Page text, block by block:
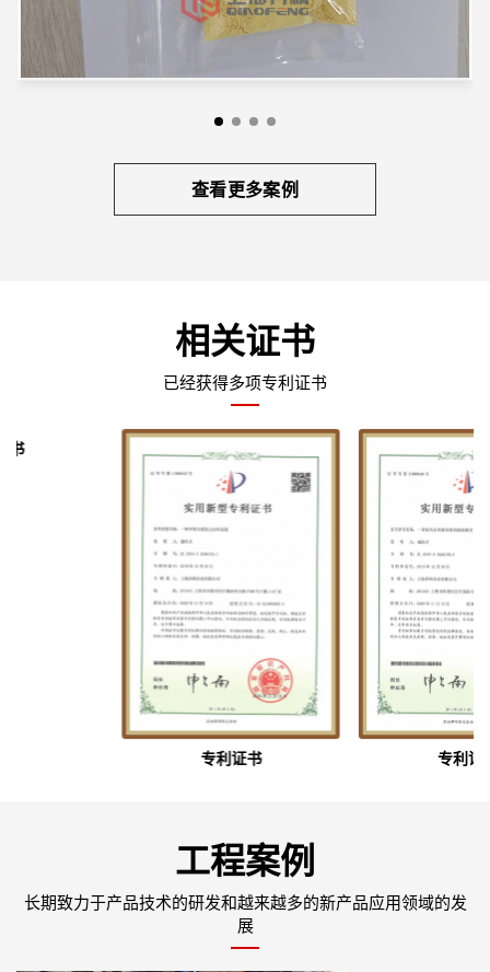
查看更多案例
相关证书
已经获得多项专利证书
专利证书 专利证书
工程案例
长期致力于产品技术的研发和越来越多的新产品应用领域的发
展